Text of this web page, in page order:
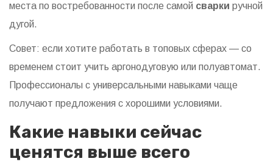
места по востребованности после самой сварки ручной
дугой.
Совет: если хотите работать в топовых сферах — со
временем стоит учить аргонодуговую или полуавтомат.
Профессионалы с универсальными навыками чаще
получают предложения с хорошими условиями.
Какие навыки сейчас
ценятся выше всего